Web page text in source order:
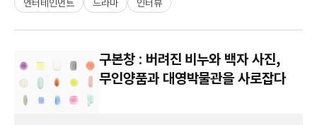
엔터테인먼트 드라마 인터뷰
구본창 : 버려진 비누와 백자 사진,
무인양품과 대영박물관을 사로잡다